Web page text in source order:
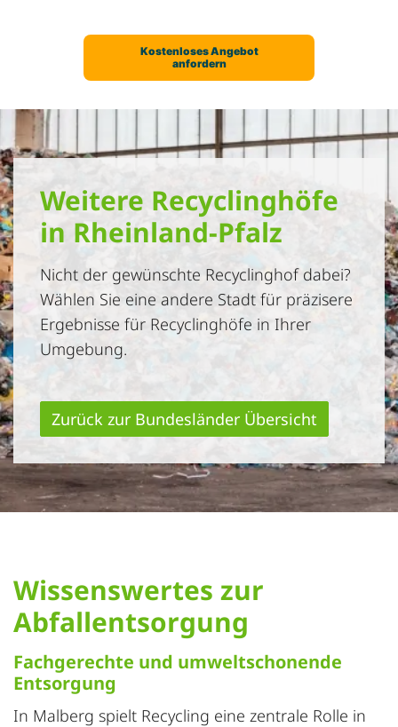
Weitere Recyclinghöfe
in Rheinland-Pfalz
Nicht der gewünschte Recyclinghof dabei?
Wählen Sie eine andere Stadt für präzisere
Ergebnisse für Recyclinghöfe in Ihrer
Umgebung.
Zurück zur Bundesländer Übersicht
Wissenswertes zur
Abfallentsorgung
Fachgerechte und umweltschonende
Entsorgung
In Malberg spielt Recycling eine zentrale Rolle in